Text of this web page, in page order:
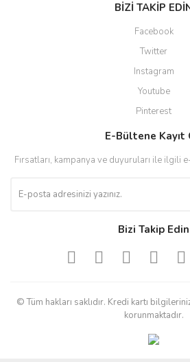
BİZİ TAKİP
Facebook
Twitter
Instagram
Youtube
Pinterest
E-Bültene Kayıt
Fırsatları, kampanya ve duyuruları ile ilgili
Bizi Takip Edin
© Tüm hakları saklıdır. Kredi kartı
korunmaktadır.